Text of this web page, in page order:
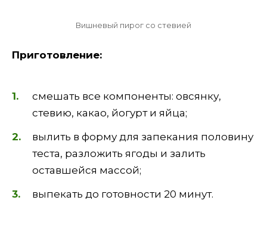
Вишневый пирог со стевией
Приготовление:
смешать все компоненты: овсянку,
стевию, какао, йогурт и яйца;
вылить в форму для запекания половину
теста, разложить ягоды и залить
оставшейся массой;
выпекать до готовности 20 минут.